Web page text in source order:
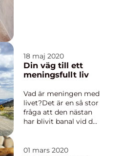
flera val...
18 maj 2020
Din väg till ett
meningsfullt liv
Vad är meningen med
livet?Det är en så stor
fråga att den nästan
har blivit banal vid det
eftersom det är
01 mars 2020